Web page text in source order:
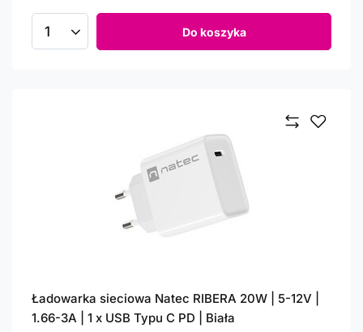
Ilość produktów Do koszyka
Ładowarka sieciowa Natec RIBERA 20W | 5-12V |
1.66-3A | 1 x USB Typu C PD | Biała